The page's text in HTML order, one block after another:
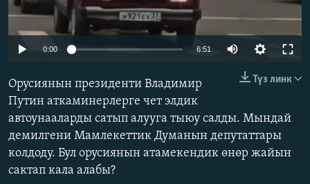
ЭЖЕ-СИҢДИЛЕР
АЗАТТЫК+
ОНЛАЙН ШЕРИНЕ
ЭЕ/АРнун бардык сайттары
Auto
0:00 6:51
240p
480p
Түз линк
Орусиянын президенти Владимир
Путин аткаминерлерге чет элдик
автоунааларды сатып алууга тыюу салды. Мындай
демилгени Мамлекеттик Думанын депутаттары
колдоду. Бул орусиянын атамекендик өнөр жайын
сактап кала алабы?